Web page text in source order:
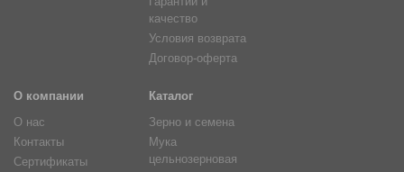
качество
Условия возврата
Договор-оферта
О компании
О нас
Контакты
Сертификаты
Каталог
Зерно и семена
Мука
цельнозерновая